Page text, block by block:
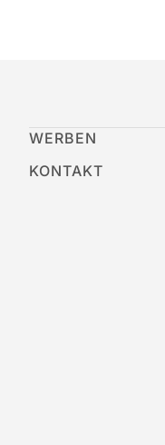
WERBEN
KONTAKT